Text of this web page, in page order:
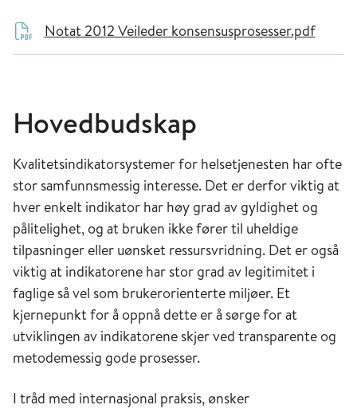
Notat 2012 Veileder konsensusprosesser.pdf
Hovedbudskap
Kvalitetsindikatorsystemer for helsetjenesten har ofte
stor samfunnsmessig interesse. Det er derfor viktig at
hver enkelt indikator har høy grad av gyldighet og
pålitelighet, og at bruken ikke fører til uheldige
tilpasninger eller uønsket ressurs­vridning. Det er også
viktig at indikatorene har stor grad av legitimitet i
faglige så vel som brukerorienterte miljøer. Et
kjernepunkt for å oppnå dette er å sørge for at
utviklingen av indikatorene skjer ved transparente og
metodemessig gode prosesser.
I tråd med internasjonal praksis, ønsker